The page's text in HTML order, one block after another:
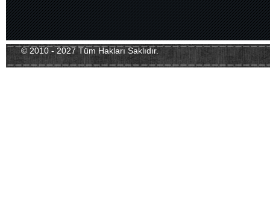
© 2010 - 2027 Tüm Hakları Saklıdır.